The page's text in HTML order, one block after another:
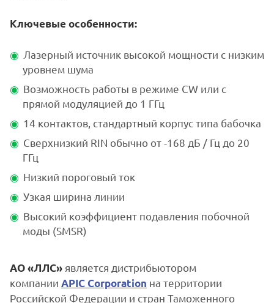
Ключевые особенности:
Лазерный источник высокой мощности с низким
уровнем шума
Возможность работы в режиме CW или с
прямой модуляцией до 1 ГГц
14 контактов, стандартный корпус типа бабочка
Сверхнизкий RIN обычно от -168 дБ / Гц до 20
ГГц
Низкий пороговый ток
Узкая ширина линии
Высокий коэффициент подавления побочной
моды (SMSR)
АО «ЛЛС» является дистрибьютором
компании APIC Corporation на территории
Российской Федерации и стран Таможенного